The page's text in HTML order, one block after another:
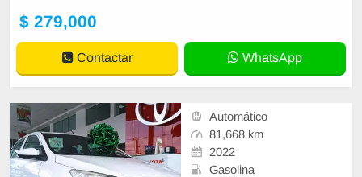
$ 279,000
Contactar WhatsApp
Automático
81,668 km
2022
Gasolina